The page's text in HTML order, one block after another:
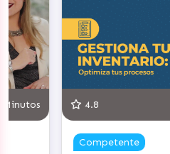
4.8
Competente